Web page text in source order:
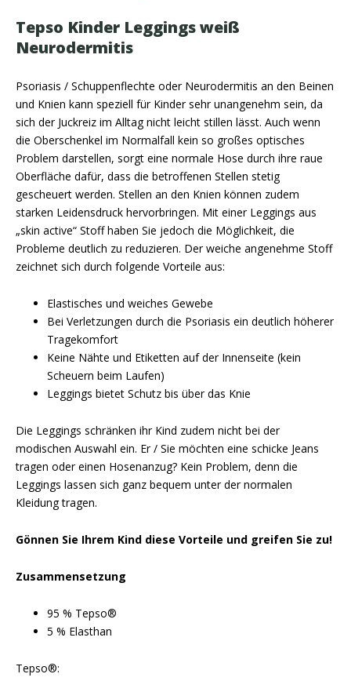
Tepso Kinder Leggings weiß
Neurodermitis
Psoriasis / Schuppenflechte oder Neurodermitis an den Beinen
und Knien kann speziell für Kinder sehr unangenehm sein, da
sich der Juckreiz im Alltag nicht leicht stillen lässt. Auch wenn
die Oberschenkel im Normalfall kein so großes optisches
Problem darstellen, sorgt eine normale Hose durch ihre raue
Oberfläche dafür, dass die betroffenen Stellen stetig
gescheuert werden. Stellen an den Knien können zudem
starken Leidensdruck hervorbringen. Mit einer Leggings aus
„skin active“ Stoff haben Sie jedoch die Möglichkeit, die
Probleme deutlich zu reduzieren. Der weiche angenehme Stoff
zeichnet sich durch folgende Vorteile aus:
Elastisches und weiches Gewebe
Bei Verletzungen durch die Psoriasis ein deutlich höherer
Tragekomfort
Keine Nähte und Etiketten auf der Innenseite (kein
Scheuern beim Laufen)
Leggings bietet Schutz bis über das Knie
Die Leggings schränken ihr Kind zudem nicht bei der
modischen Auswahl ein. Er / Sie möchten eine schicke Jeans
tragen oder einen Hosenanzug? Kein Problem, denn die
Leggings lassen sich ganz bequem unter der normalen
Kleidung tragen.
Gönnen Sie Ihrem Kind diese Vorteile und greifen Sie zu!
Zusammensetzung
95 % Tepso®
5 % Elasthan
Tepso®: